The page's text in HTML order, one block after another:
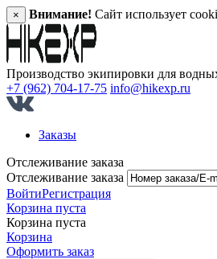
× Внимание! Сайт использует
Производство экипировки для
+7 (962) 704-17-75 info@hikexp.ru
Заказы
Отслеживание заказа
Отслеживание заказа
ВойтиРегистрация
Корзина пуста
Корзина пуста
Корзина
Оформить заказ